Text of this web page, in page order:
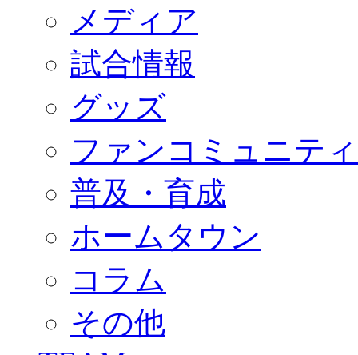
2026/27ファンコミュニティ
サポートショップ
GOODS
オフィシャルストア（実店舗）
オンラインストア
ACADEMY
アカデミーについて
コーチ&スタッフ
ジュニア
ジュニアユース
ユース
練習拠点（ナラディーア）
SCHOOL
CLUB
パートナー募集
クラブ理念
サステナビリティ
Web制作支援
メディア
試合情報
グッズ
ファンコミュニティ
普及・育成
ホームタウン
コラム
その他